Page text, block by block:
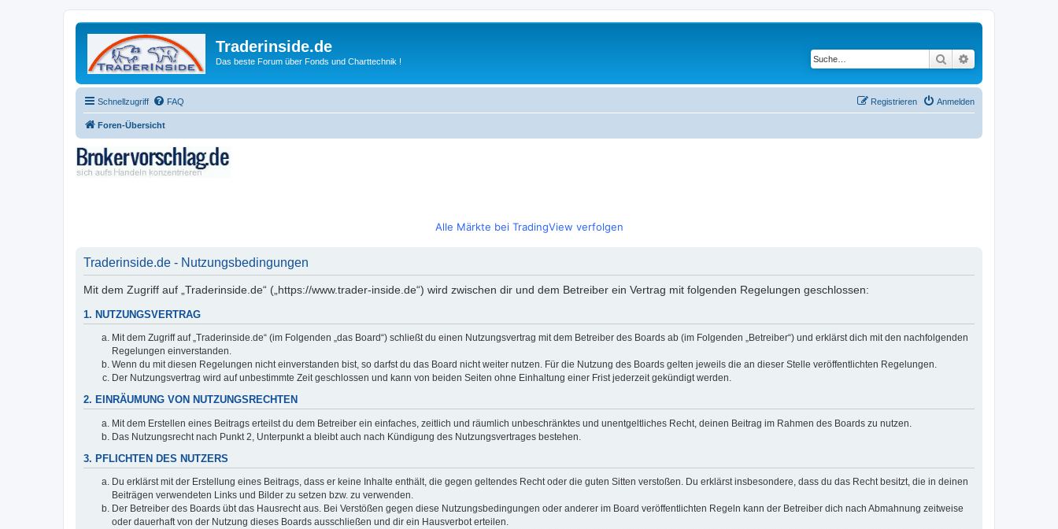
Traderinside.de
Das beste Forum über Fonds und Charttechnik ! Suche
Schnellzugriff FAQ Anmelden
Registrieren
Foren-Übersicht
Alle Märkte bei TradingView verfolgen
Traderinside.de - Nutzungsbedingungen
Mit dem Zugriff auf „Traderinside.de“ („https://www.trader-inside.de“) wird zwischen dir und dem Betreiber ein Vertrag mit folgenden Regelungen geschlossen:
1. NUTZUNGSVERTRAG
Mit dem Zugriff auf „Traderinside.de“ (im Folgenden „das Board“) schließt du einen Nutzungsvertrag mit dem Betreiber des Boards ab (im Folgenden „Betreiber“) und erklärst dich mit den nachfolgenden
Regelungen einverstanden.
Wenn du mit diesen Regelungen nicht einverstanden bist, so darfst du das Board nicht weiter nutzen. Für die Nutzung des Boards gelten jeweils die an dieser Stelle veröffentlichten Regelungen.
Der Nutzungsvertrag wird auf unbestimmte Zeit geschlossen und kann von beiden Seiten ohne Einhaltung einer Frist jederzeit gekündigt werden.
2. EINRÄUMUNG VON NUTZUNGSRECHTEN
Mit dem Erstellen eines Beitrags erteilst du dem Betreiber ein einfaches, zeitlich und räumlich unbeschränktes und unentgeltliches Recht, deinen Beitrag im Rahmen des Boards zu nutzen.
Das Nutzungsrecht nach Punkt 2, Unterpunkt a bleibt auch nach Kündigung des Nutzungsvertrages bestehen.
3. PFLICHTEN DES NUTZERS
Du erklärst mit der Erstellung eines Beitrags, dass er keine Inhalte enthält, die gegen geltendes Recht oder die guten Sitten verstoßen. Du erklärst insbesondere, dass du das Recht besitzt, die in deinen
Beiträgen verwendeten Links und Bilder zu setzen bzw. zu verwenden.
Der Betreiber des Boards übt das Hausrecht aus. Bei Verstößen gegen diese Nutzungsbedingungen oder anderer im Board veröffentlichten Regeln kann der Betreiber dich nach Abmahnung zeitweise
oder dauerhaft von der Nutzung dieses Boards ausschließen und dir ein Hausverbot erteilen.